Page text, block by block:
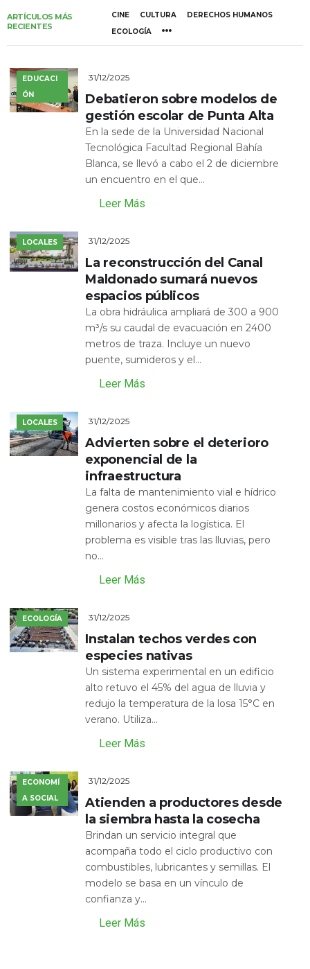
ARTÍCULOS MÁS
RECIENTES
CINE CULTURA
DERECHOS HUMANOS
ECOLOGÍA
EDUCACI
ÓN
31/12/2025
Debatieron sobre modelos de
gestión escolar de Punta Alta
En la sede de la Universidad Nacional
Tecnológica Facultad Regional Bahía
Blanca, se llevó a cabo el 2 de diciembre
un encuentro en el que...
Leer Más
LOCALES 31/12/2025
La reconstrucción del Canal
Maldonado sumará nuevos
espacios públicos
La obra hidráulica ampliará de 300 a 900
m³/s su caudal de evacuación en 2400
metros de traza. Incluye un nuevo
puente, sumideros y el...
Leer Más
LOCALES 31/12/2025
Advierten sobre el deterioro
exponencial de la
infraestructura
La falta de mantenimiento vial e hídrico
genera costos económicos diarios
millonarios y afecta la logística. El
problema es visible tras las lluvias, pero
no...
Leer Más
ECOLOGÍA 31/12/2025
Instalan techos verdes con
especies nativas
Un sistema experimental en un edificio
alto retuvo el 45% del agua de lluvia y
redujo la temperatura de la losa 15°C en
verano. Utiliza...
Leer Más
ECONOMÍ
A SOCIAL
31/12/2025
Atienden a productores desde
la siembra hasta la cosecha
Brindan un servicio integral que
acompaña todo el ciclo productivo con
combustibles, lubricantes y semillas. El
modelo se basa en un vínculo de
confianza y...
Leer Más